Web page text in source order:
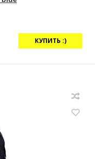
КУПИТЬ :)